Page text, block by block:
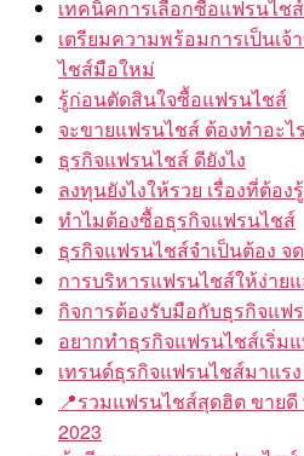
เทคนิคการเลือกซื้อแฟรนไช
เตรียมความพร้อมการเป็นเ
ไชส์มือใหม่
รู้ก่อนตัดสินใจซื้อแฟรนไชส์
จะขายแฟรนไชส์ ต้องทำอะไ
ธุรกิจแฟรนไชส์ ดียังไง
ลงทุนยังไงให้รวย เรื่องที่ต้อ
ทำไมต้องซื้อธุรกิจแฟรนไชส์
ธุรกิจแฟรนไชส์จำเป็นต้อง จ
การบริหารแฟรนไชส์ให้ง่ายแ
กิจการต้องรับมือกับธุรกิจแฟ
อยากทำธุรกิจแฟรนไชส์เริ่ม
เทรนด์ธุรกิจแฟรนไชส์มาแร
📍รวมแฟรนไชส์สุดฮิต ขาย
2023